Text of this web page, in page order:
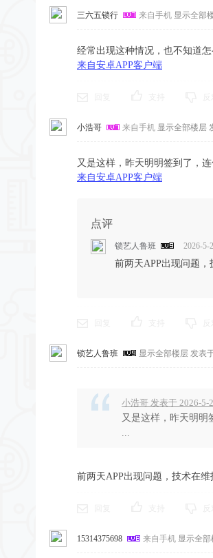
三六五锁行 来自手机 显示全部
经常出现这种情况，也不知道
来自安卓APP客户端
小浩哥 来自手机 显示全部楼层
又是这样，昨天明明签到了，
来自安卓APP客户端
点评
锁艺人鲁班 2026-5-
前两天APP出现问题
锁艺人鲁班 显示全部楼层 发表
小浩哥 发表于 2026-5-
又是这样，昨天明明
...
前两天APP出现问题，技术在
15314375698 来自手机 显示全部